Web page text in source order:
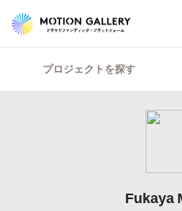
プロジェクトを探す
Fukaya